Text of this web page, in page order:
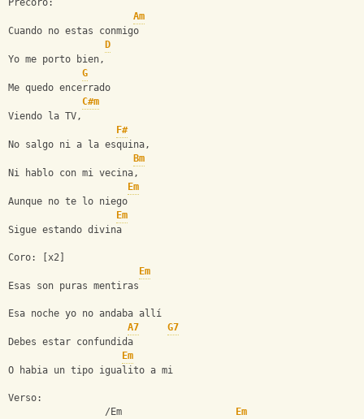
Precoro:
Am
Cuando no estas conmigo
D
Yo me porto bien,
G
Me quedo encerrado
C#m
Viendo la TV,
F#
No salgo ni a la esquina,
Bm
Ni hablo con mi vecina,
Em
Aunque no te lo niego
Em
Sigue estando divina
Coro: [x2]
Em
Esas son puras mentiras
Esa noche yo no andaba allí
A7
G7
Debes estar confundida
Em
O habia un tipo igualito a mi
Verso:
                 /Em
Em